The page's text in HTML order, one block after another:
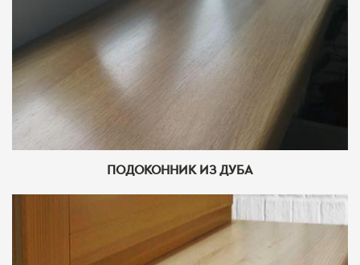
ПОДОКОННИК ИЗ ДУБА